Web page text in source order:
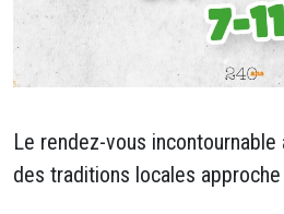
Le rendez-vous
des traditions locales